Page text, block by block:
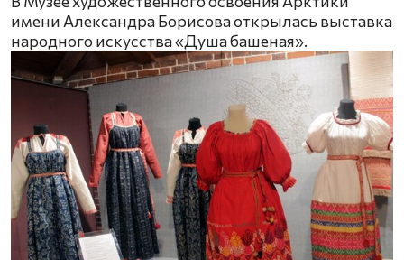
имени Александра Борисова открылась выставка
народного искусства «Душа башеная».